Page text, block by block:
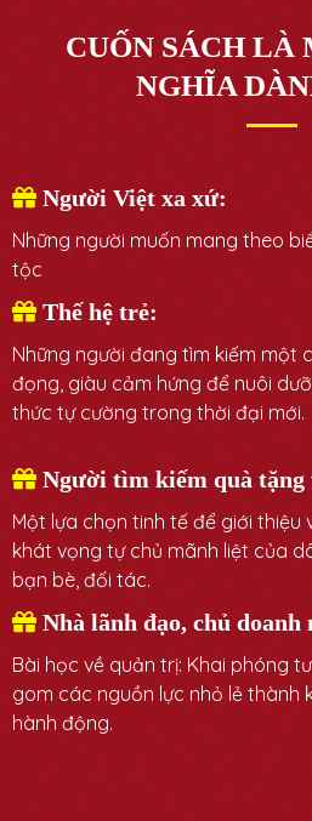
CUỐN SÁCH LÀ
NGHĨA
Người Việt xa xứ:
Những người muốn mang theo
tộc
Thế hệ trẻ:
Những người đang tìm kiếm một
đọng, giàu cảm hứng để nuôi
thức tự cường trong thời đại mới.
Người tìm kiếm quà tặng
Một lựa chọn tinh tế để giới thiệu
khát vọng tự chủ mãnh liệt của
bạn bè, đối tác.
Nhà lãnh đạo, chủ doanh
Bài học về quản trị: Khai phóng
gom các nguồn lực nhỏ lẻ thành
hành động.